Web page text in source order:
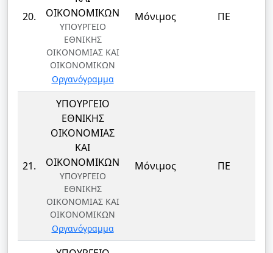
20.
ΟΙΚΟΝΟΜΙΚΩΝ
ΥΠΟΥΡΓΕΙΟ
ΕΘΝΙΚΗΣ
ΟΙΚΟΝΟΜΙΑΣ ΚΑΙ
ΟΙΚΟΝΟΜΙΚΩΝ
Οργανόγραμμα
Μόνιμος ΠΕ
21.
ΥΠΟΥΡΓΕΙΟ
ΕΘΝΙΚΗΣ
ΟΙΚΟΝΟΜΙΑΣ
ΚΑΙ
ΟΙΚΟΝΟΜΙΚΩΝ
ΥΠΟΥΡΓΕΙΟ
ΕΘΝΙΚΗΣ
ΟΙΚΟΝΟΜΙΑΣ ΚΑΙ
ΟΙΚΟΝΟΜΙΚΩΝ
Οργανόγραμμα
Μόνιμος ΠΕ